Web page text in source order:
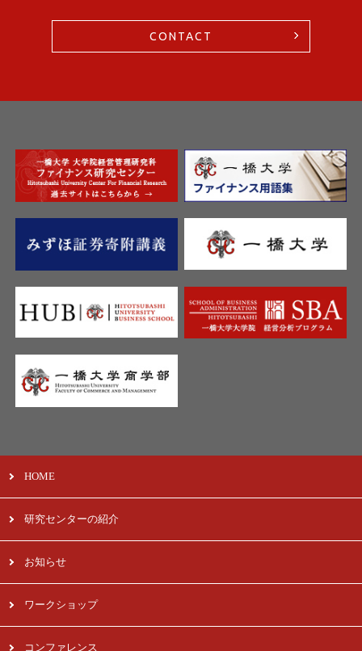
CONTACT
HOME
研究センターの紹介
お知らせ
ワークショップ
コンファレンス